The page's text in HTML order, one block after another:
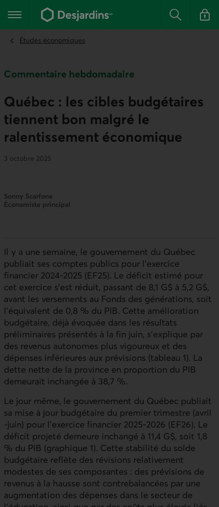
contenu
Menu principal Rechercher
Se
Études économiques
Commentaire hebdomadaire
Québec : les cibles budgétaires
tiennent bon malgré le
ralentissement économique
3 octobre 2025
Sonny Scarfone
Économiste principal
Il y a une semaine, le gouvernement du Québec
publiait ses comptes publics pour l’exercice
financier 2024‑2025 (EF25). Le déficit estimé pour
cet exercice s’est réduit, passant de 8,1 G$ à 5,2 G$,
avant les versements au Fonds des générations, soit
l’équivalent de 0,8 % du PIB. Cette amélioration
budgétaire, déjà évoquée dans les résultats
préliminaires présentés à la fin juin, s’explique par
des revenus autonomes plus vigoureux et des
dépenses inférieures aux prévisions (tableau 1). La
dette nette de la province en proportion du PIB
demeurait inchangée à 38,7 %.
Le jour même, le gouvernement du Québec publiait
sa mise à jour budgétaire du premier trimestre (avril
‑juin) pour l’exercice financier 2025‑2026 (EF26). Le
déficit projeté demeure inchangé à 11,4 G$, soit 1,8
% du PIB (graphique 1). Cette stabilité du solde
budgétaire reflète des révisions relativement
modestes de ses composantes : des prévisions de
revenus à la hausse sont contrebalancées par une
augmentation des dépenses dans le secteur de